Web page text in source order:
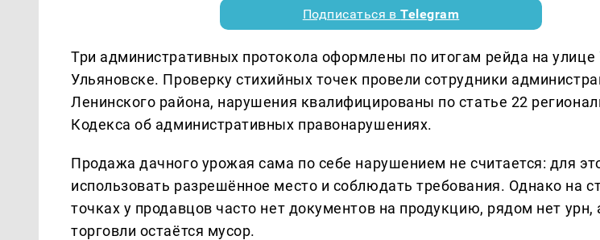
Подписаться вTelegram
Три административных протокола оформлены по итогам рейда на улице
Ульяновске. Проверку стихийных точек провели сотрудники
Ленинского района, нарушения квалифицированы по статье 22
Кодекса об административных правонарушениях.
Продажа дачного урожая сама по себе нарушением не считается: для
использовать разрешённое место и соблюдать требования. Однако на
точках у продавцов часто нет документов на продукцию, рядом нет урн,
торговли остаётся мусор.